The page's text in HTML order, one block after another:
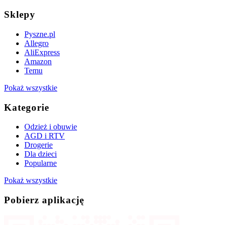
Sklepy
Pyszne.pl
Allegro
AliExpress
Amazon
Temu
Pokaż wszystkie
Kategorie
Odzież i obuwie
AGD i RTV
Drogerie
Dla dzieci
Popularne
Pokaż wszystkie
Pobierz aplikację